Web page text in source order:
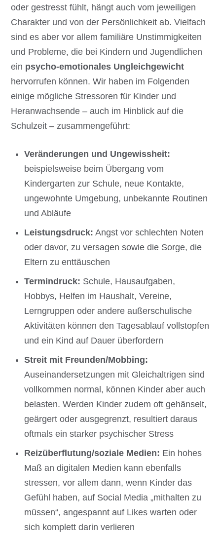
oder gestresst fühlt, hängt auch vom jeweiligen
Charakter und von der Persönlichkeit ab. Vielfach
sind es aber vor allem familiäre Unstimmigkeiten
und Probleme, die bei Kindern und Jugendlichen
ein psycho-emotionales Ungleichgewicht
hervorrufen können. Wir haben im Folgenden
einige mögliche Stressoren für Kinder und
Heranwachsende – auch im Hinblick auf die
Schulzeit – zusammengeführt:
Veränderungen und Ungewissheit:
beispielsweise beim Übergang vom
Kindergarten zur Schule, neue Kontakte,
ungewohnte Umgebung, unbekannte Routinen
und Abläufe
Leistungsdruck: Angst vor schlechten Noten
oder davor, zu versagen sowie die Sorge, die
Eltern zu enttäuschen
Termindruck: Schule, Hausaufgaben,
Hobbys, Helfen im Haushalt, Vereine,
Lerngruppen oder andere außerschulische
Aktivitäten können den Tagesablauf vollstopfen
und ein Kind auf Dauer überfordern
Streit mit Freunden/Mobbing:
Auseinandersetzungen mit Gleichaltrigen sind
vollkommen normal, können Kinder aber auch
belasten. Werden Kinder zudem oft gehänselt,
geärgert oder ausgegrenzt, resultiert daraus
oftmals ein starker psychischer Stress
Reizüberflutung/soziale Medien: Ein hohes
Maß an digitalen Medien kann ebenfalls
stressen, vor allem dann, wenn Kinder das
Gefühl haben, auf Social Media „mithalten zu
müssen“, angespannt auf Likes warten oder
sich komplett darin verlieren